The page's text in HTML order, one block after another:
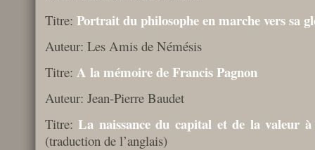
Titre: Portrait du philosophe en marche vers sa
Auteur: Les Amis de Némésis
Titre: A la mémoire de Francis Pagnon
Auteur: Jean-Pierre Baudet
Titre:La naissance du capital et de la valeur
(traduction de l’anglais)